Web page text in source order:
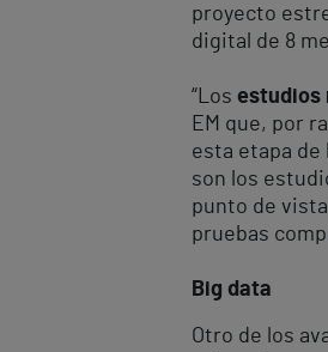
proyecto
digital de 8
“Los estudios
EM que, por
esta etapa de
son los
punto de
pruebas
Big data
Otro de los